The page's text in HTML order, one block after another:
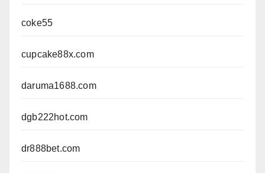
coke55
cupcake88x.com
daruma1688.com
dgb222hot.com
dr888bet.com